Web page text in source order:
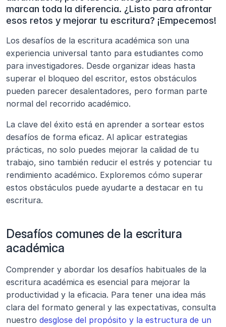
marcan toda la diferencia. ¿Listo para afrontar
esos retos y mejorar tu escritura? ¡Empecemos!
Los desafíos de la escritura académica son una
experiencia universal tanto para estudiantes como
para investigadores. Desde organizar ideas hasta
superar el bloqueo del escritor, estos obstáculos
pueden parecer desalentadores, pero forman parte
normal del recorrido académico.
La clave del éxito está en aprender a sortear estos
desafíos de forma eficaz. Al aplicar estrategias
prácticas, no solo puedes mejorar la calidad de tu
trabajo, sino también reducir el estrés y potenciar tu
rendimiento académico. Exploremos cómo superar
estos obstáculos puede ayudarte a destacar en tu
escritura.
Desafíos comunes de la escritura
académica
Comprender y abordar los desafíos habituales de la
escritura académica es esencial para mejorar la
productividad y la eficacia. Para tener una idea más
clara del formato general y las expectativas, consulta
nuestro desglose del propósito y la estructura de un